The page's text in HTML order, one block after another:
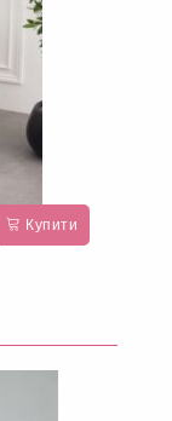
Купити